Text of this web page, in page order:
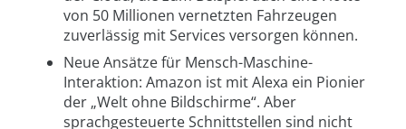
von 50 Millionen vernetzten Fahrzeugen
zuverlässig mit Services versorgen können.
Neue Ansätze für Mensch-Maschine-
Interaktion: Amazon ist mit Alexa ein Pionier
der „Welt ohne Bildschirme“. Aber
sprachgesteuerte Schnittstellen sind nicht